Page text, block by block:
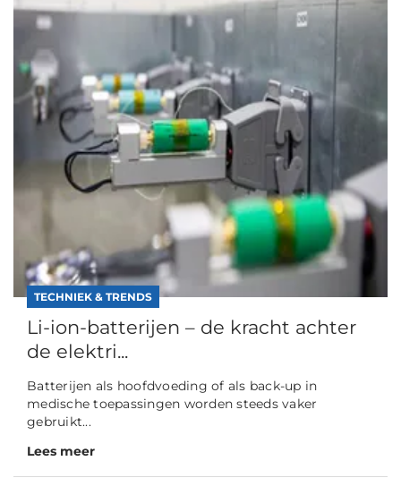
TECHNIEK & TRENDS
Li-ion-batterijen – de kracht achter
de elektri...
Batterijen als hoofdvoeding of als back-up in
medische toepassingen worden steeds vaker
gebruikt...
Lees meer